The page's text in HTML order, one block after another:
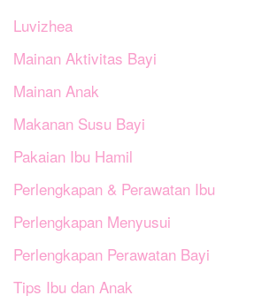
Luvizhea
Mainan Aktivitas Bayi
Mainan Anak
Makanan Susu Bayi
Pakaian Ibu Hamil
Perlengkapan & Perawatan Ibu
Perlengkapan Menyusui
Perlengkapan Perawatan Bayi
Tips Ibu dan Anak